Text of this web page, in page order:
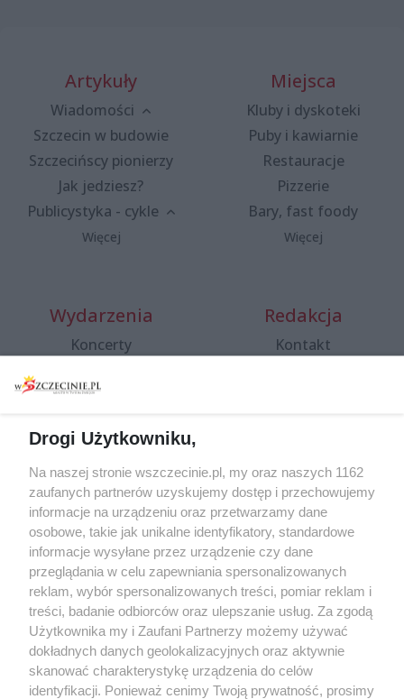
Artykuły
Wiadomości
Szczecin w budowie
Szczecińscy pionierzy
Jak jedziesz?
Publicystyka - cykle
Więcej
Miejsca
Kluby i dyskoteki
Puby i kawiarnie
Restauracje
Pizzerie
Bary, fast foody
Więcej
Wydarzenia
Koncerty
Spacery i oprowadzania
targi
Wernisaże
Więcej
Redakcja
Kontakt
Specjalny koncert z okazji
20. urodzin portalu
wSzczecinie.pl
Regulamin konkursów
śniadaniówka "Hej
Szczecin! Jest piątek!"
Partnerzy
Praca Szczecin
Drogi Użytkowniku,
Na naszej stronie wszczecinie.pl, my oraz naszych 1162
zaufanych partnerów uzyskujemy dostęp i przechowujemy
informacje na urządzeniu oraz przetwarzamy dane
osobowe, takie jak unikalne identyfikatory, standardowe
informacje wysyłane przez urządzenie czy dane
przeglądania w celu zapewniania spersonalizowanych
reklam, wybór spersonalizowanych treści, pomiar reklam i
treści, badanie odbiorców oraz ulepszanie usług. Za zgodą
Użytkownika my i Zaufani Partnerzy możemy używać
dokładnych danych geolokalizacyjnych oraz aktywnie
skanować charakterystykę urządzenia do celów
identyfikacji. Ponieważ cenimy Twoją prywatność, prosimy